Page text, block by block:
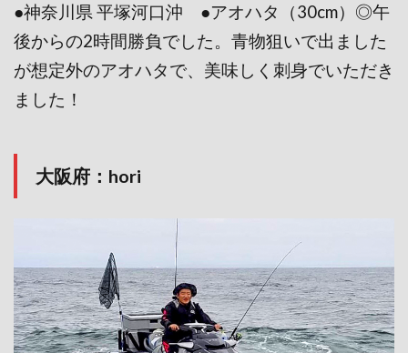
●神奈川県 平塚河口沖 ●アオハタ（30cm）◎午
後からの2時間勝負でした。青物狙いで出ました
が想定外のアオハタで、美味しく刺身でいただき
ました！
大阪府：hori